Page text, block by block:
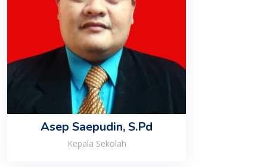
Asep Saepudin, S.Pd
Kepala Sekolah